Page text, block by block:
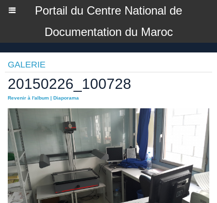
Portail du Centre National de
Documentation du Maroc
GALERIE
20150226_100728
Revenir à l'album | Diaporama